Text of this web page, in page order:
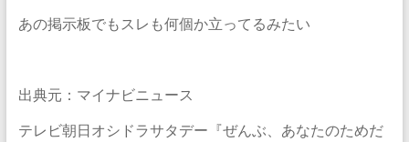
あの掲示板でもスレも何個か立ってるみたい
出典元：マイナビニュース
テレビ朝日オシドラサタデー『ぜんぶ、あなたのためだ